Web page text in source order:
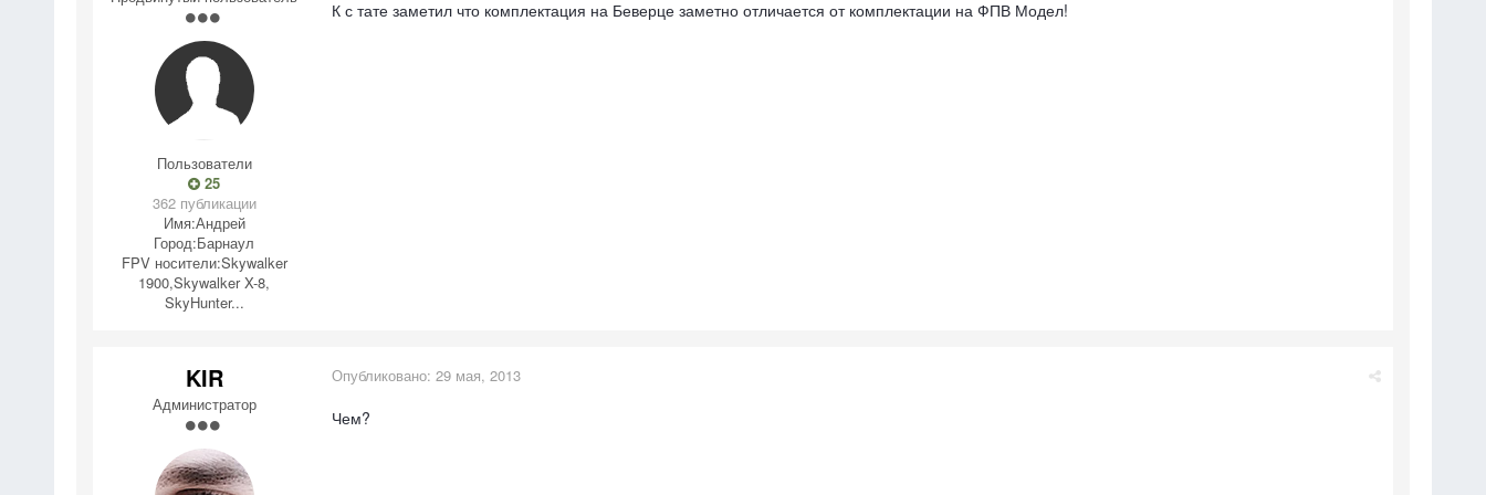
Пользователи
25
362 публикации
Имя:Андрей
Город:Барнаул
FPV носители:Skywalker
1900,Skywalker X-8,
SkyHunter...
К с тате заметил что комплектация на Беверце заметно отличается от комплектации на ФПВ Модел!
KIR
Администратор
Опубликовано: 29 мая, 2013
Чем?